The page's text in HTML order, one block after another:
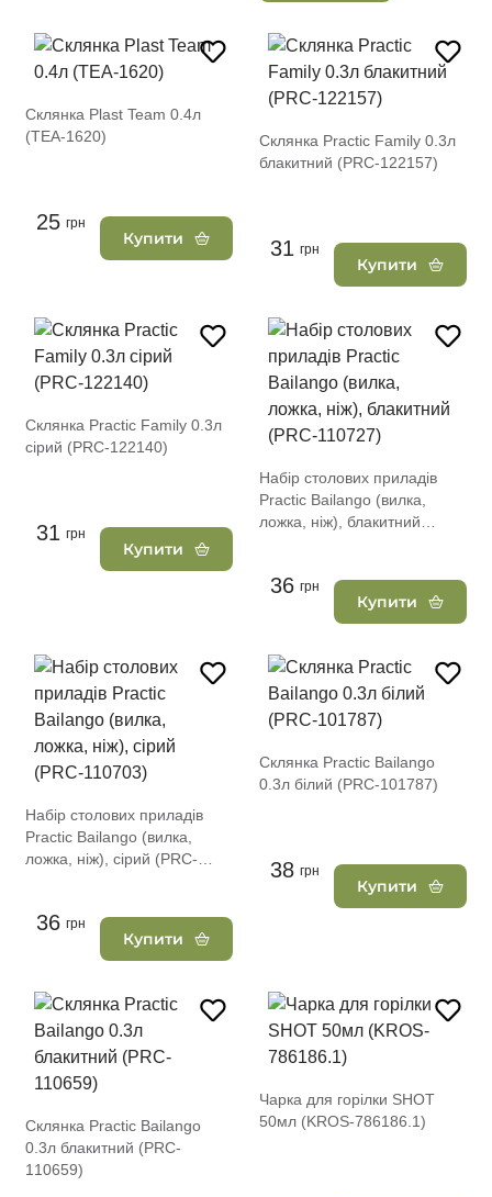
Склянка Plast Team 0.4л
(TEA-1620)
25 грн
Купити
Склянка Practic Family 0.3л
блакитний (PRC-122157)
31 грн
Купити
Склянка Practic Family 0.3л
сірий (PRC-122140)
31 грн
Купити
Набір столових приладів
Practic Вailango (вилка,
ложка, ніж), блакитний
36 грн
Купити
Набір столових приладів
Practic Вailango (вилка,
ложка, ніж), сірий (PRC-
36 грн
Купити
Склянка Practic Вailango
0.3л білий (PRC-101787)
38 грн
Купити
Склянка Practic Вailango
0.3л блакитний (PRC-
110659)
Чарка для горілки SHOT
50мл (KROS-786186.1)